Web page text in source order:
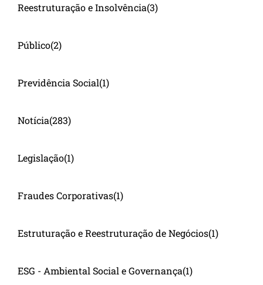
Reestruturação e Insolvência(3)
Público(2)
Previdência Social(1)
Notícia(283)
Legislação(1)
Fraudes Corporativas(1)
Estruturação e Reestruturação de Negócios(1)
ESG - Ambiental Social e Governança(1)